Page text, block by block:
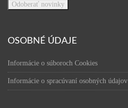
OSOBNÉ ÚDAJE
Informácie o súboroch Cookies
Informácie o spracúvaní osobných údajov